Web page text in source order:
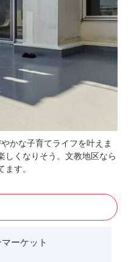
かな子育てライフを叶えま
しくなりそう。文教地区なら
す。
ーケット